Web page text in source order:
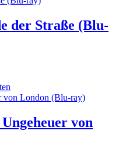
der Straße (Blu-
von